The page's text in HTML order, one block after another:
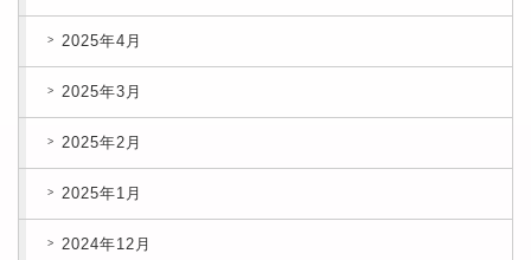
2025年4月
2025年3月
2025年2月
2025年1月
2024年12月